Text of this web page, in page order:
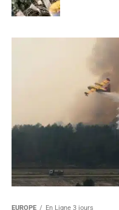
EUROPE En Ligne 3 jours